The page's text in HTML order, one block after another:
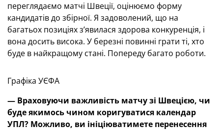
переглядаємо матчі Швеції, оцінюємо форму
кандидатів до збірної. Я задоволений, що на
багатьох позиціях з’явилася здорова конкуренція, і
вона досить висока. У березні повинні грати ті, хто
буде в найкращому стані. Попереду багато роботи.
Графіка УЄФА
— Враховуючи важливість матчу зі Швецією, чи
буде якимось чином коригуватися календар
УПЛ? Можливо, ви ініціюватимете перенесення